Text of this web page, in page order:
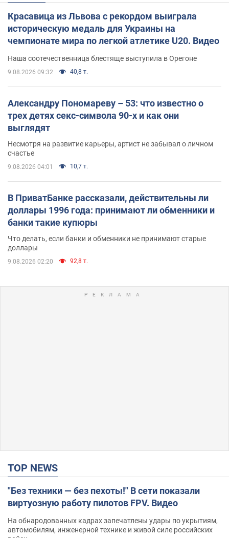
Красавица из Львова с рекордом выиграла
историческую медаль для Украины на
чемпионате мира по легкой атлетике U20. Видео
Наша соотечественница блестяще выступила в Орегоне
9.08.2026 09:32 40,8 т.
Александру Пономареву – 53: что известно о
трех детях секс-символа 90-х и как они
выглядят
Несмотря на развитие карьеры, артист не забывал о личном
счастье
9.08.2026 04:01 10,7 т.
В ПриватБанке рассказали, действительны ли
доллары 1996 года: принимают ли обменники и
банки такие купюры
Что делать, если банки и обменники не принимают старые
доллары
9.08.2026 02:20 92,8 т.
TOP NEWS
"Без техники — без пехоты!" В сети показали
виртуозную работу пилотов FPV. Видео
На обнародованных кадрах запечатлены удары по укрытиям,
автомобилям, инженерной технике и живой силе российских